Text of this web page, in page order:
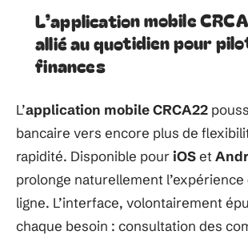
L’application mobile
allié au quotidien pour
finances
L’application mobile CRCA22
bancaire vers encore plus de
rapidité. Disponible pouriOSet
prolonge naturellement l’expérience
ligne. L’interface, volontairement
chaque besoin : consultation des